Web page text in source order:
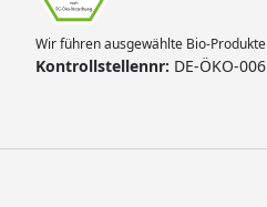
Wir führen ausgewählte Bio-Produkte
Kontrollstellennr: DE-ÖKO-006